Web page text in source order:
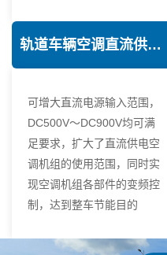
轨道车辆空调直流供电技术
可增大直流电源输入范围，
DC500V～DC900V均可满
足要求，扩大了直流供电空
调机组的使用范围，同时实
现空调机组各部件的变频控
制，达到整车节能目的